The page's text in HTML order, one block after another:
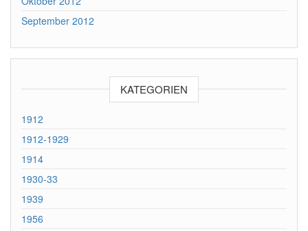
September 2012
KATEGORIEN
1912
1912-1929
1914
1930-33
1939
1956